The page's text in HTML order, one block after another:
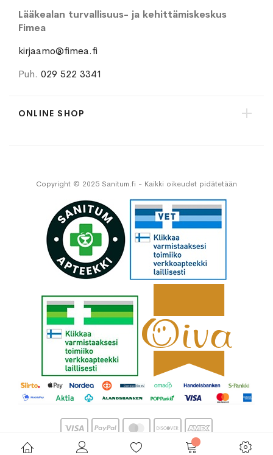
Lääkealan turvallisuus- ja kehittämiskeskus
Fimea
kirjaamo@fimea.fi
Puh. 029 522 3341
ONLINE SHOP
Copyright © 2025 Sanitum.fi - Kaikki oikeudet pidätetään